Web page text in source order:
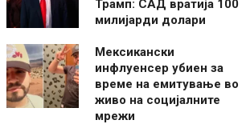
Трамп: САД вратија 100
милијарди долари
Мексикански
инфлуенсер убиен за
време на емитување во
живо на социјалните
мрежи